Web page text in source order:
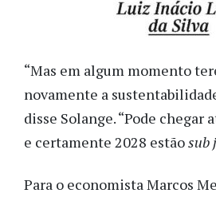
“Mas em algum momento
novamente a
disse Solange. “Pode chegar
e certamente 2028 estãosub
Para o economista Marcos